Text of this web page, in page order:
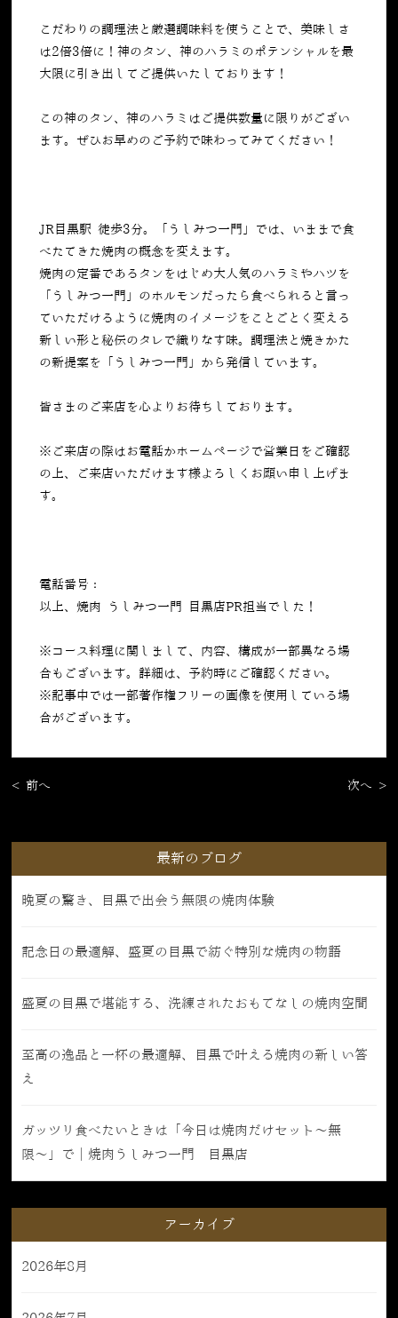
こだわりの調理法と厳選調味料を使うことで、美味しさ
は2倍3倍に！神のタン、神のハラミのポテンシャルを最
大限に引き出してご提供いたしております！
この神のタン、神のハラミはご提供数量に限りがござい
ます。ぜひお早めのご予約で味わってみてください！
JR目黒駅 徒歩3分。「うしみつ一門」では、いままで食
べたてきた焼肉の概念を変えます。
焼肉の定番であるタンをはじめ大人気のハラミやハツを
「うしみつ一門」のホルモンだったら食べられると言っ
ていただけるように焼肉のイメージをことごとく変える
新しい形と秘伝のタレで織りなす味。調理法と焼きかた
の新提案を「うしみつ一門」から発信しています。
皆さまのご来店を心よりお待ちしております。
※ご来店の際はお電話かホームページで営業日をご確認
の上、ご来店いただけます様よろしくお願い申し上げま
す。
電話番号：
以上、焼肉 うしみつ一門 目黒店PR担当でした！
※コース料理に関しまして、内容、構成が一部異なる場
合もございます。詳細は、予約時にご確認ください。
※記事中では一部著作権フリーの画像を使用している場
合がございます。
< 前へ 次へ >
最新のブログ
晩夏の驚き、目黒で出会う無限の焼肉体験
記念日の最適解、盛夏の目黒で紡ぐ特別な焼肉の物語
盛夏の目黒で堪能する、洗練されたおもてなしの焼肉空間
至高の逸品と一杯の最適解、目黒で叶える焼肉の新しい答
え
ガッツリ食べたいときは「今日は焼肉だけセット〜無
限〜」で｜焼肉うしみつ一門 目黒店
アーカイブ
2026年8月